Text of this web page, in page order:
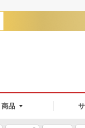
商品